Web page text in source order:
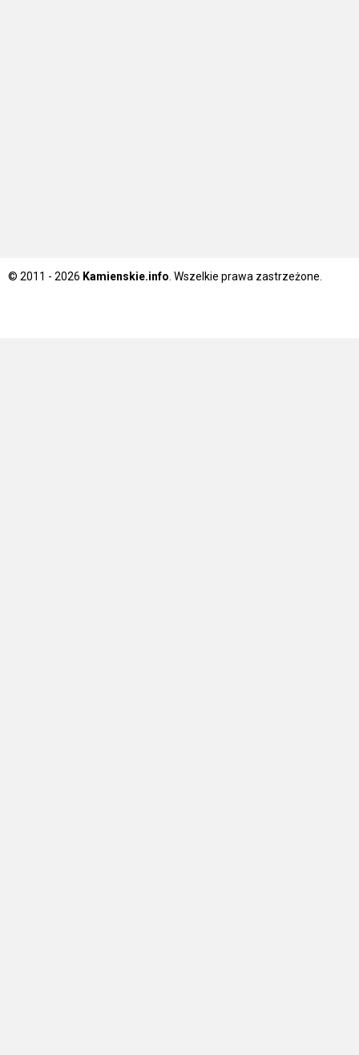
© 2011 - 2026 Kamienskie.info . Wszelkie prawa zastrzeżone.